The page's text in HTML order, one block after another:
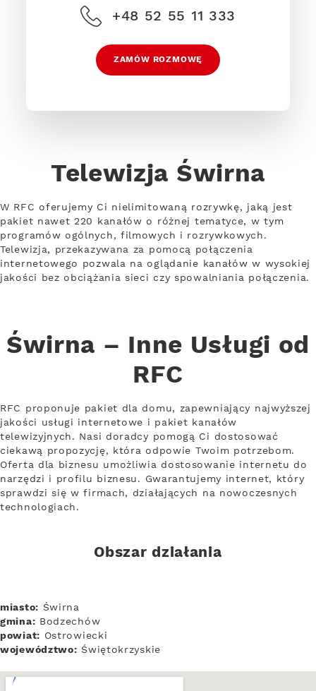
+48 52 55 11 333
ZAMÓW ROZMOWĘ
Telewizja Świrna
W RFC oferujemy Ci nielimitowaną rozrywkę, jaką jest
pakiet nawet 220 kanałów o różnej tematyce, w tym
programów ogólnych, filmowych i rozrywkowych.
Telewizja, przekazywana za pomocą połączenia
internetowego pozwala na oglądanie kanałów w wysokiej
jakości bez obciążania sieci czy spowalniania połączenia.
Świrna – Inne Usługi od
RFC
RFC proponuje pakiet dla domu, zapewniający najwyższej
jakości usługi internetowe i pakiet kanałów
telewizyjnych. Nasi doradcy pomogą Ci dostosować
ciekawą propozycję, która odpowie Twoim potrzebom.
Oferta dla biznesu umożliwia dostosowanie internetu do
narzędzi i profilu biznesu. Gwarantujemy internet, który
sprawdzi się w firmach, działających na nowoczesnych
technologiach.
Obszar działania
miasto: Świrna
gmina: Bodzechów
powiat: Ostrowiecki
województwo: Świętokrzyskie